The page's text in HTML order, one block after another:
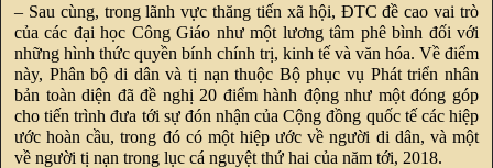
– Sau cùng, trong lãnh vực thăng tiến xã hội, ĐTC đề cao vai trò
của các đại học Công Giáo như một lương tâm phê bình đối với
những hình thức quyền bính chính trị, kinh tế và văn hóa. Về điểm
này, Phân bộ di dân và tị nạn thuộc Bộ phục vụ Phát triển nhân
bản toàn diện đã đề nghị 20 điểm hành động như một đóng góp
cho tiến trình đưa tới sự đón nhận của Cộng đồng quốc tế các hiệp
ước hoàn cầu, trong đó có một hiệp ước về người di dân, và một
về người tị nạn trong lục cá nguyệt thứ hai của năm tới, 2018.